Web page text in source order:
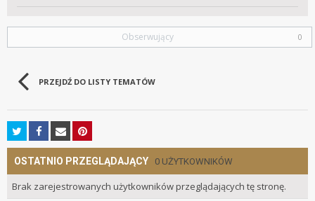
Obserwujący 0
PRZEJDŹ DO LISTY TEMATÓW
OSTATNIO PRZEGLĄDAJĄCY 0 UŻYTKOWNIKÓW
Brak zarejestrowanych użytkowników przeglądających tę stronę.